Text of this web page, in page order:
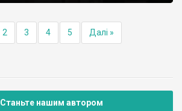
2 3 4 5 Далі »
Станьте нашим автором